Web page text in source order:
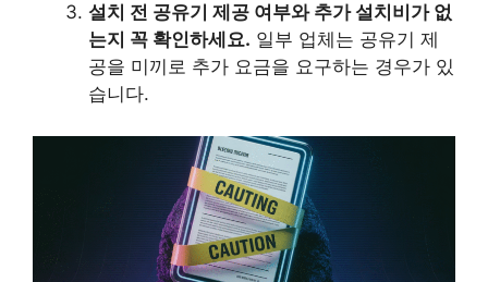
설치 전 공유기 제공 여부와 추가 설치비가 없
는지 꼭 확인하세요. 일부 업체는 공유기 제
공을 미끼로 추가 요금을 요구하는 경우가 있
습니다.